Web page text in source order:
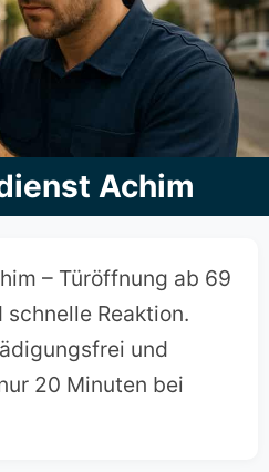
Achim
– Türöffnung ab 69
Reaktion.
und
20 Minuten bei